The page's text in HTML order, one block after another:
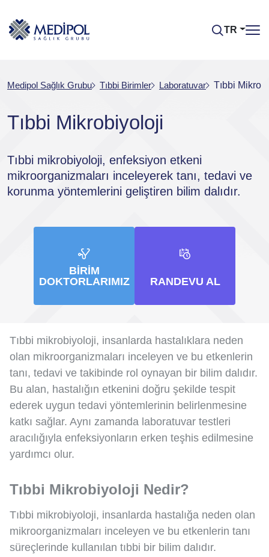
TR
Medipol Sağlık Grubu Tıbbi Birimler Laboratuvar Tıbbi
Tıbbi Mikrobiyoloji
Tıbbi mikrobiyoloji, enfeksiyon etkeni
mikroorganizmaları inceleyerek tanı, tedavi ve
korunma yöntemlerini geliştiren bilim dalıdır.
BIRIM
DOKTORLARIMIZ
RANDEVU AL
Tıbbi mikrobiyoloji, insanlarda hastalıklara neden
olan mikroorganizmaları inceleyen ve bu etkenlerin
tanı, tedavi ve takibinde rol oynayan bir bilim dalıdır.
Bu alan, hastalığın etkenini doğru şekilde tespit
ederek uygun tedavi yöntemlerinin belirlenmesine
katkı sağlar. Aynı zamanda laboratuvar testleri
aracılığıyla enfeksiyonların erken teşhis edilmesine
yardımcı olur.
Tıbbi Mikrobiyoloji Nedir?
Tıbbi mikrobiyoloji, insanlarda hastalığa neden olan
mikroorganizmaları inceleyen ve bu etkenlerin tanı
süreçlerinde kullanılan tıbbi bir bilim dalıdır.